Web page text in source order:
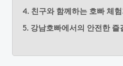
4. 친구와 함께하는 호빠 체험
5. 강남호빠에서의 안전한 즐